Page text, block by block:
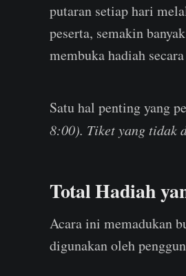
putaran setiap hari
peserta, semakin
membuka hadiah
Satu hal penting yang
8:00). Tiket yang tidak
Total Hadiah
Acara ini memadukan
digunakan oleh